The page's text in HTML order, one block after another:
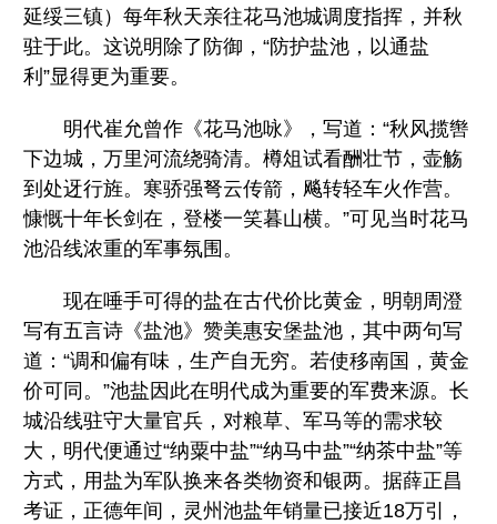
延绥三镇）每年秋天亲往花马池城调度指挥，并秋
驻于此。这说明除了防御，“防护盐池，以通盐
利”显得更为重要。
明代崔允曾作《花马池咏》，写道：“秋风揽辔
下边城，万里河流绕骑清。樽俎试看酬壮节，壶觞
到处迓行旌。寒骄强弩云传箭，飚转轻车火作营。
慷慨十年长剑在，登楼一笑暮山横。”可见当时花马
池沿线浓重的军事氛围。
现在唾手可得的盐在古代价比黄金，明朝周澄
写有五言诗《盐池》赞美惠安堡盐池，其中两句写
道：“调和偏有味，生产自无穷。若使移南国，黄金
价可同。”池盐因此在明代成为重要的军费来源。长
城沿线驻守大量官兵，对粮草、军马等的需求较
大，明代便通过“纳粟中盐”“纳马中盐”“纳茶中盐”等
方式，用盐为军队换来各类物资和银两。据薛正昌
考证，正德年间，灵州池盐年销量已接近18万引，